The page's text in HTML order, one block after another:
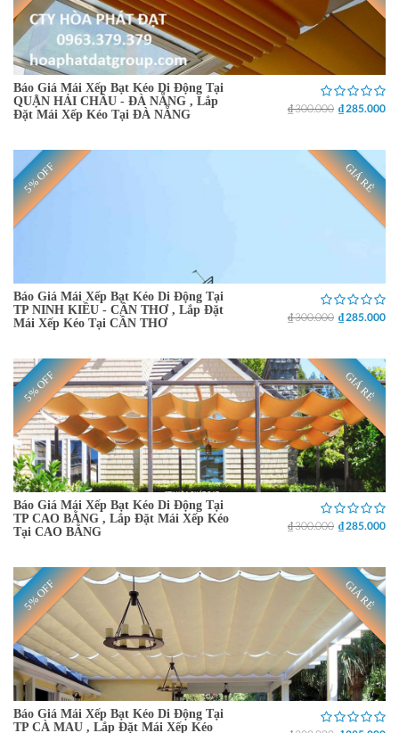
Báo Giá Mái Xếp Bạt Kéo Di Động Tại
QUẬN HẢI CHÂU - ĐÀ NẴNG , Lắp
Đặt Mái Xếp Kéo Tại ĐÀ NẴNG
₫ 300.000 ₫ 285.000
5% OFF GIÁ RẺ
Báo Giá Mái Xếp Bạt Kéo Di Động Tại
TP NINH KIỀU - CẦN THƠ , Lắp Đặt
Mái Xếp Kéo Tại CẦN THƠ
₫ 300.000 ₫ 285.000
5% OFF GIÁ RẺ
Báo Giá Mái Xếp Bạt Kéo Di Động Tại
TP CAO BẰNG , Lắp Đặt Mái Xếp Kéo
Tại CAO BẰNG
₫ 300.000 ₫ 285.000
5% OFF GIÁ RẺ
Báo Giá Mái Xếp Bạt Kéo Di Động Tại
TP CÀ MAU , Lắp Đặt Mái Xếp Kéo